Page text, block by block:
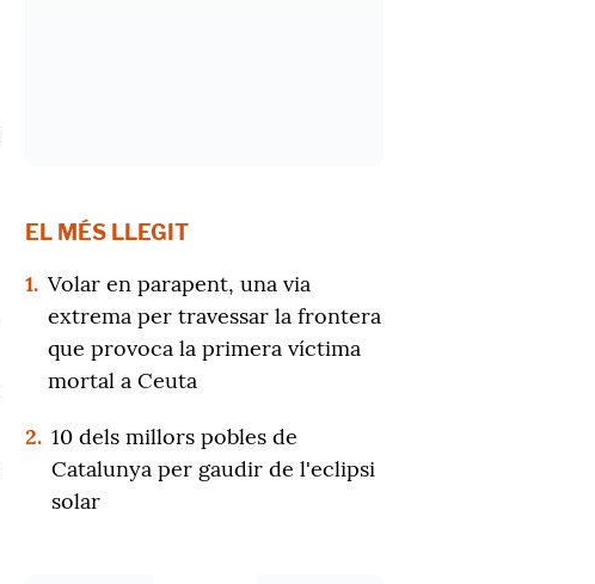
EL MÉS LLEGIT
1. Volar en parapent, una via
extrema per travessar la frontera
que provoca la primera víctima
mortal a Ceuta
2. 10 dels millors pobles de
Catalunya per gaudir de l'eclipsi
solar